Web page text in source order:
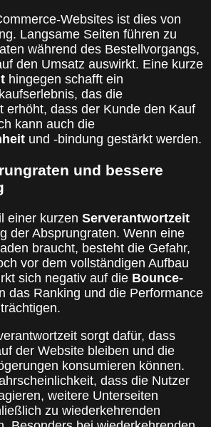
Websites ist dies von
Langsame Seiten führen zu
während des Bestellvorgangs,
den Umsatz auswirkt. Eine kurze
hingegen schafft ein
das die
erhöht, dass der Kunde den Kauf
kann auch die
und -bindung gestärkt werden.
und bessere
einer kurzen Serverantwortzeit
der Absprungraten. Wenn eine
braucht, besteht die Gefahr,
vor dem vollständigen Aufbau
sich negativ auf die Bounce-
das Ranking und die Performance
sorgt dafür, dass
der Website bleiben und die
konsumieren können.
dass die Nutzer
weitere Unterseiten
zu wiederkehrenden